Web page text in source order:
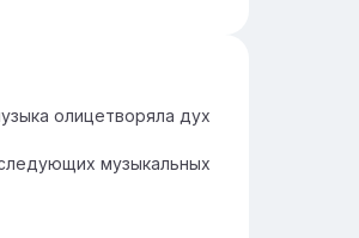
олицетворяла дух
музыкальных